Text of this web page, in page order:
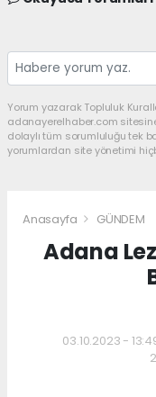
Yorum yazarak Topluluk
adanayerelhaber.com
dolaylı tüm sorumluluğu tek
yorumlardan site yönetimi
Anasayfa GÜNDEM
Adana
03.10.2023 -